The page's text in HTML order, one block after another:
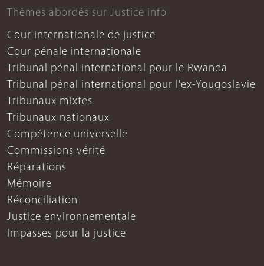
Thèmes abordés sur Justice info
Cour internationale de justice
Cour pénale internationale
Tribunal pénal international pour le Rwanda
Tribunal pénal international pour l'ex-Yougoslavie
Tribunaux mixtes
Tribunaux nationaux
Compétence universelle
Commissions vérité
Réparations
Mémoire
Réconciliation
Justice environnementale
Impasses pour la justice